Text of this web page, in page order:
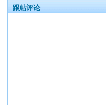
跟帖评论